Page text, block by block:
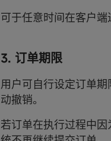
可于任意时间在客户端
3. 订单期限
用户可自行设定订单
动撤销。
若订单在执行过程中